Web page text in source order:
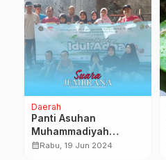
Daerah
Panti Asuhan
Muhammadiyah
Jembrana Bangunkan
calendar_monthRabu, 19 Jun 2024